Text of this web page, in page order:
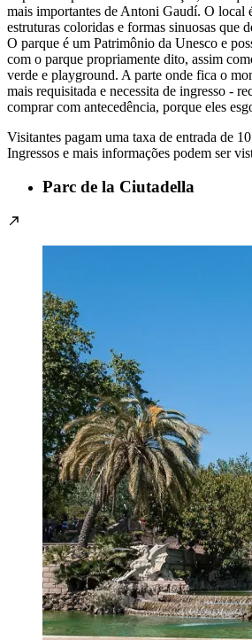
mais importantes de Antoni Gaudí. O local
estruturas coloridas e formas sinuosas que
O parque é um Patrimônio da Unesco e
com o parque propriamente dito, assim
verde e playground. A parte onde fica o
mais requisitada e necessita de ingresso -
comprar com antecedência, porque eles
Visitantes pagam uma taxa de entrada de
Ingressos e mais informações podem ser
Parc de la Ciutadella